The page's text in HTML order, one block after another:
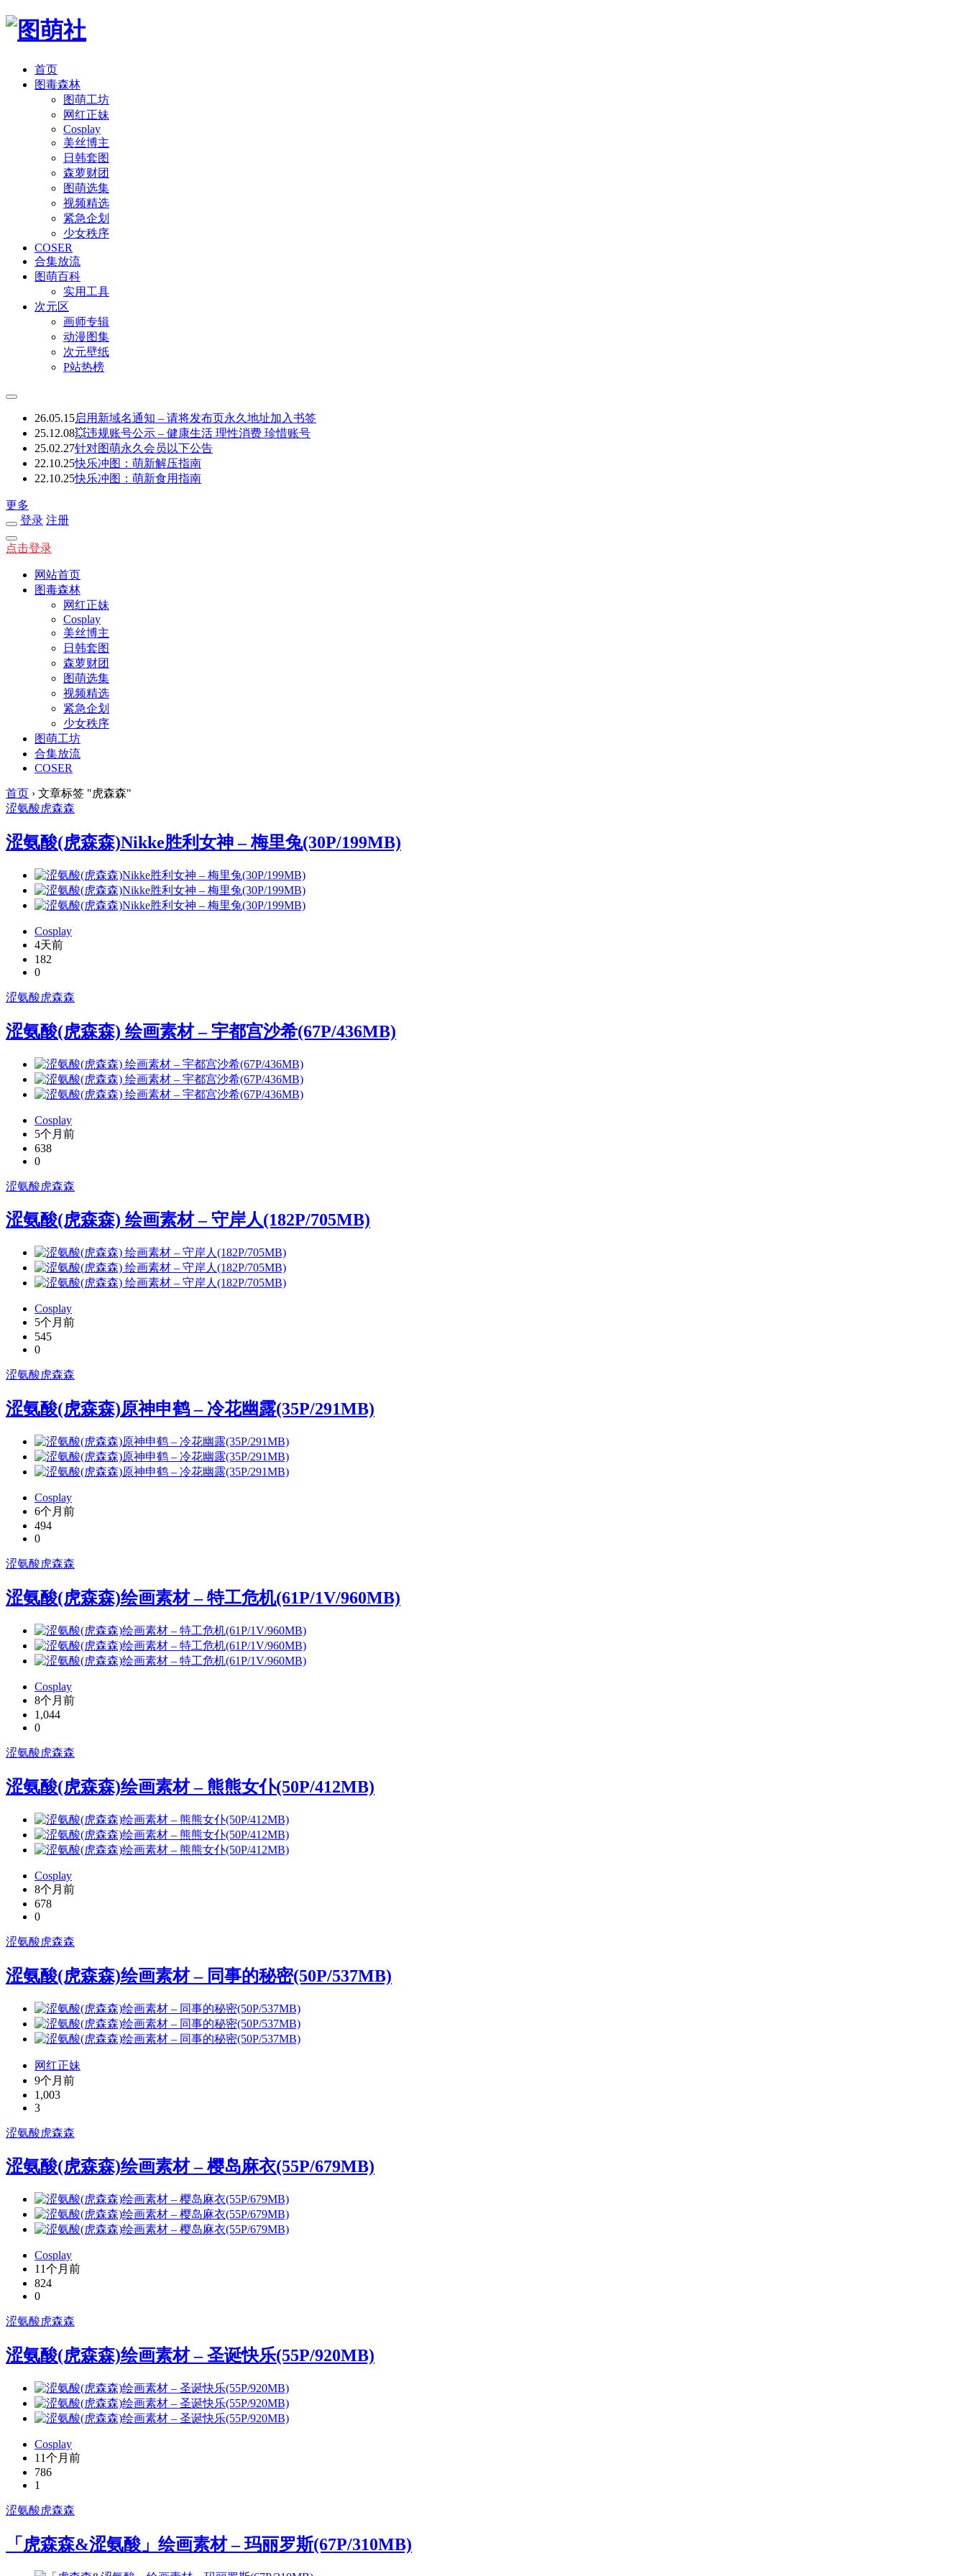
首页
图毒森林
图萌工坊
网红正妹
Cosplay
美丝博主
日韩套图
森萝财团
图萌选集
视频精选
紧急企划
少女秩序
COSER
合集放流
图萌百科
实用工具
次元区
画师专辑
动漫图集
次元壁纸
P站热榜
26.05.15启用新域名通知 – 请将发布页永久地址加入书签
25.12.08💥违规账号公示 – 健康生活 理性消费 珍惜账号
25.02.27针对图萌永久会员以下公告
22.10.25快乐冲图：萌新解压指南
22.10.25快乐冲图：萌新食用指南
更多
登录 注册
点击登录
网站首页
图毒森林
网红正妹
Cosplay
美丝博主
日韩套图
森萝财团
图萌选集
视频精选
紧急企划
少女秩序
图萌工坊
合集放流
COSER
首页 › 文章标签 "虎森森"
涩氨酸虎森森
涩氨酸(虎森森)Nikke胜利女神 – 梅里兔(30P/199MB)
Cosplay
4天前
182
0
涩氨酸虎森森
涩氨酸(虎森森) 绘画素材 – 宇都宫沙希(67P/436MB)
Cosplay
5个月前
638
0
涩氨酸虎森森
涩氨酸(虎森森) 绘画素材 – 守岸人(182P/705MB)
Cosplay
5个月前
545
0
涩氨酸虎森森
涩氨酸(虎森森)原神申鹤 – 冷花幽露(35P/291MB)
Cosplay
6个月前
494
0
涩氨酸虎森森
涩氨酸(虎森森)绘画素材 – 特工危机(61P/1V/960MB)
Cosplay
8个月前
1,044
0
涩氨酸虎森森
涩氨酸(虎森森)绘画素材 – 熊熊女仆(50P/412MB)
Cosplay
8个月前
678
0
涩氨酸虎森森
涩氨酸(虎森森)绘画素材 – 同事的秘密(50P/537MB)
网红正妹
9个月前
1,003
3
涩氨酸虎森森
涩氨酸(虎森森)绘画素材 – 樱岛麻衣(55P/679MB)
Cosplay
11个月前
824
0
涩氨酸虎森森
涩氨酸(虎森森)绘画素材 – 圣诞快乐(55P/920MB)
Cosplay
11个月前
786
1
涩氨酸虎森森
「虎森森&涩氨酸」绘画素材 – 玛丽罗斯(67P/310MB)